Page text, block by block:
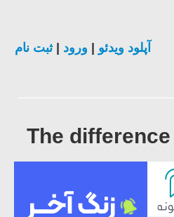
آپلود ویدئو ورود |ثبت نام
The